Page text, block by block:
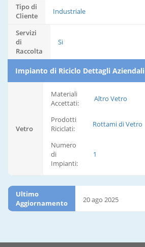
Tipo di
Cliente
Industriale
Servizi
di
Raccolta
Si
Impianto di Riciclo Dettagli Aziendali
Vetro
Materiali
Accettati:
Altro Vetro
Prodotti
Riciclati:
Rottami di Vetro
Numero
di
Impianti:
1
Ultimo
Aggiornamento
20 ago 2025